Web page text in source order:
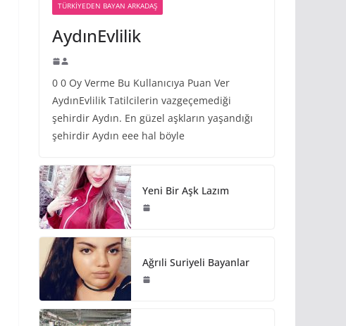
TÜRKIYEDEN BAYAN ARKADAŞ
AydınEvlilik
0 0 Oy Verme Bu Kullanıcıya Puan Ver
AydınEvlilik Tatilcilerin vazgeçemediği
şehirdir Aydın. En güzel aşkların yaşandığı
şehirdir Aydın eee hal böyle
Yeni Bir Aşk Lazım
Ağrıli Suriyeli Bayanlar